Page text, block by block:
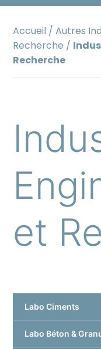
Aller
contenu
Accueil /Autres
Recherche /
Recherche
et
Labo Ciments
Labo Béton &